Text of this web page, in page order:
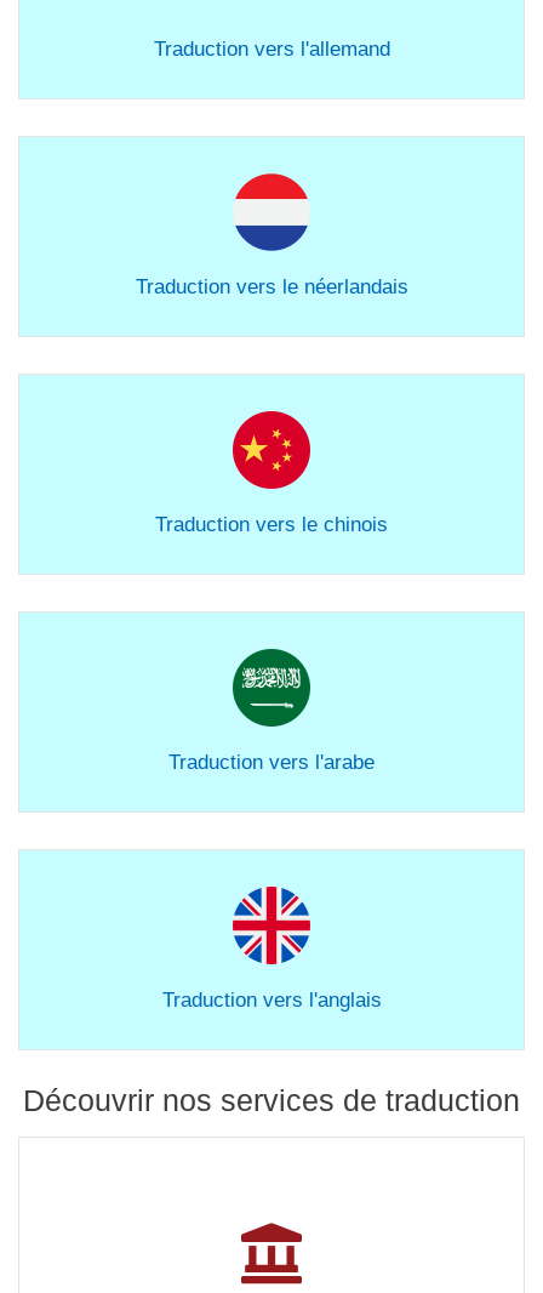
Traduction vers l'allemand
Traduction vers le néerlandais
Traduction vers le chinois
Traduction vers l'arabe
Traduction vers l'anglais
Découvrir nos services de traduction